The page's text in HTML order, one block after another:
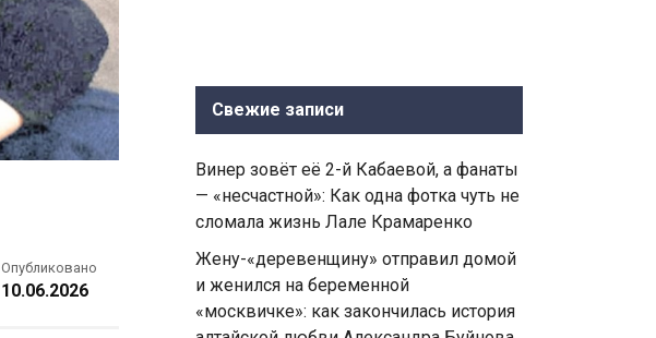
Опубликовано
10.06.2026
Свежие записи
Винер зовёт её 2-й Кабаевой, а фанаты
— «несчастной»: Как одна фотка чуть не
сломала жизнь Лале Крамаренко
Жену-«деревенщину» отправил домой
и женился на беременной
«москвичке»: как закончилась история